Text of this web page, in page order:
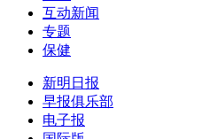
互动新闻
专题
保健
新明日报
早报俱乐部
电子报